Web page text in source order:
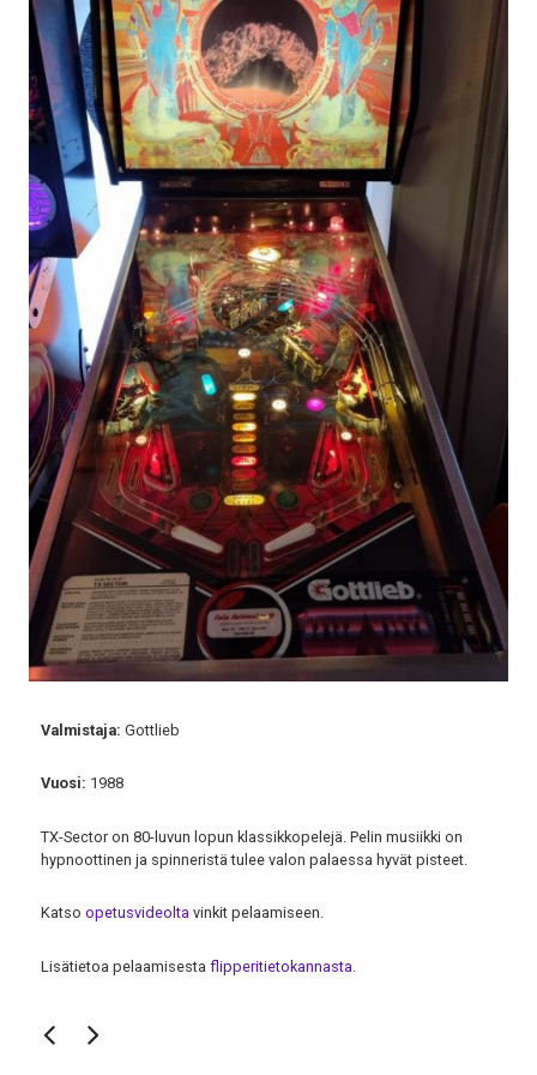
Valmistaja: Gottlieb
Vuosi: 1988
TX-Sector on 80-luvun lopun klassikkopelejä. Pelin musiikki on
hypnoottinen ja spinneristä tulee valon palaessa hyvät pisteet.
Katsoopetusvideolta vinkit pelaamiseen.
Lisätietoa pelaamisestaflipperitietokannasta.